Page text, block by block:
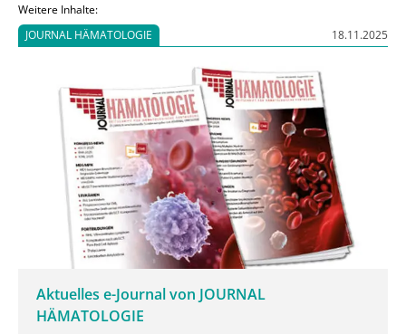
tasierten Situation werden aktuelle und zeitnah
praxisverändernde Studiendaten diskutiert.
Weitere Inhalte:
JOURNAL HÄMATOLOGIE
18.11.2025
Aktuelles e-Journal von JOURNAL
HÄMATOLOGIE